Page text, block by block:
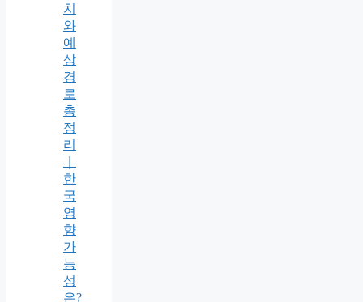
치
와
예
상
경
로
총
정
리
한
국
영
향
가
능
성
은?